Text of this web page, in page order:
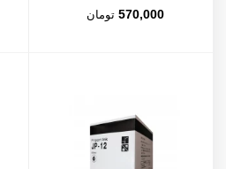
570,000 تومان